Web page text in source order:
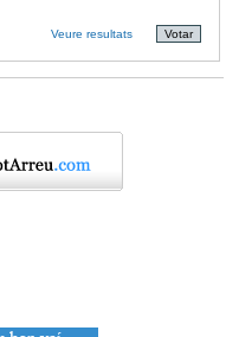
Veure resultats